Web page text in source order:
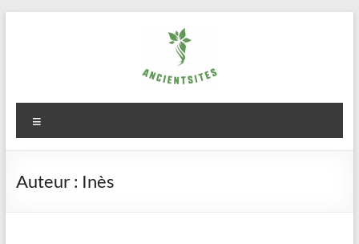
ancientsites.eu
Auteur : Inès